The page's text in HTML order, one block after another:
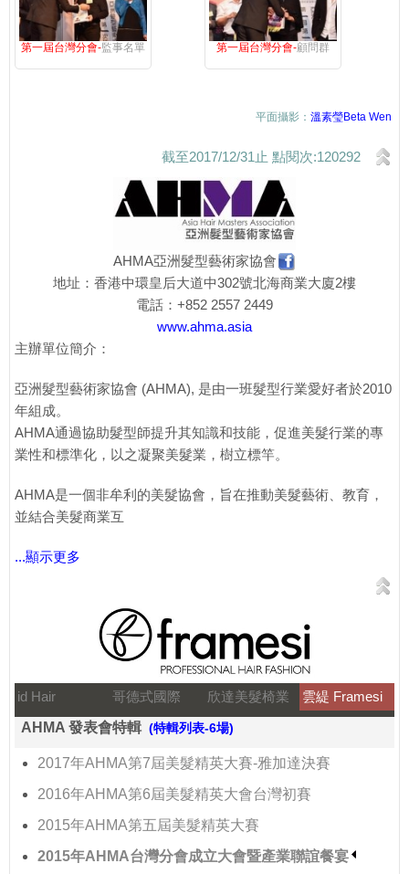
第一屆台灣分會-監事名單 第一屆台灣分會-顧問群
平面攝影： 溫素瑩Beta Wen
截至2017/12/31止 點閱次:120292
AHMA亞洲髮型藝術家協會
地址：香港中環皇后大道中302號北海商業大廈2樓
電話：+852 2557 2449
www.ahma.asia
主辦單位簡介：
亞洲髮型藝術家協會 (AHMA), 是由一班髮型行業愛好者於2010
年組成。
AHMA通過協助髮型師提升其知識和技能，促進美髮行業的專
業性和標準化，以之凝聚美髮業，樹立標竿。
AHMA是一個非牟利的美髮協會，旨在推動美髮藝術、教育，
並結合美髮商業互
...顯示更多
id Hair 哥德式國際 欣達美髮椅業
雲緹 Framesi
AHMA 發表會特輯 (特輯列表-6場)
2017年AHMA第7屆美髮精英大賽-雅加達決賽
2016年AHMA第6屆美髮精英大會台灣初賽
2015年AHMA第五屆美髮精英大賽
2015年AHMA台灣分會成立大會暨產業聯誼餐宴